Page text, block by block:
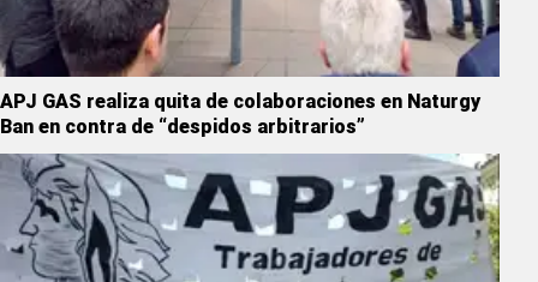
APJ GAS realiza quita de colaboraciones en Naturgy
Ban en contra de “despidos arbitrarios”